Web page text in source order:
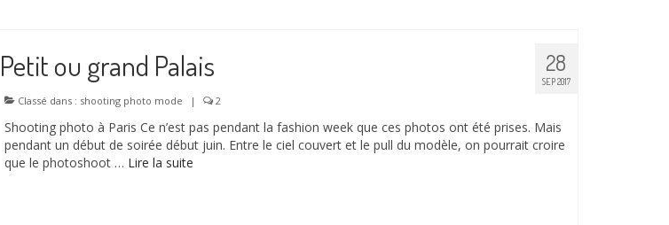
28
SEP 2017
Petit ou grand Palais
Classé dans : shooting photo mode | 2
Shooting photo à Paris Ce n’est pas pendant la fashion week que ces photos ont été prises. Mais
pendant un début de soirée début juin. Entre le ciel couvert et le pull du modèle, on pourrait croire
que le photoshoot … Lire la suite­­